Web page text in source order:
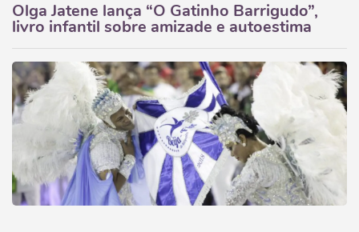
Olga Jatene lança “O Gatinho Barrigudo”,
livro infantil sobre amizade e autoestima